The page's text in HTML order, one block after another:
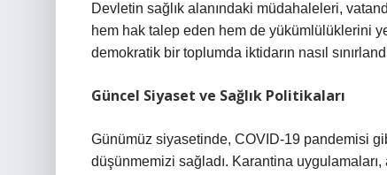
Devletin sağlık alanındaki müdahaleleri,
hem hak talep eden hem de yükümlülüklerini
demokratik bir toplumda iktidarın nasıl
Güncel Siyaset ve Sağlık Politikaları
Günümüz siyasetinde, COVID-19 pandemisi
düşünmemizi sağladı. Karantina